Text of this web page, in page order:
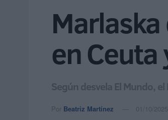
en
Según desvela El Mundo,
Por Beatriz Martínez 01/10/